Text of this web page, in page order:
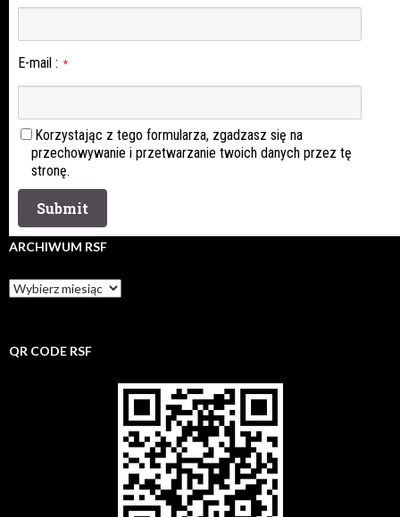
E-mail : *
Korzystając z tego formularza, zgadzasz się na
przechowywanie i przetwarzanie twoich danych przez tę
stronę.
ARCHIWUM RSF
Archiwum
rsf
QR CODE RSF